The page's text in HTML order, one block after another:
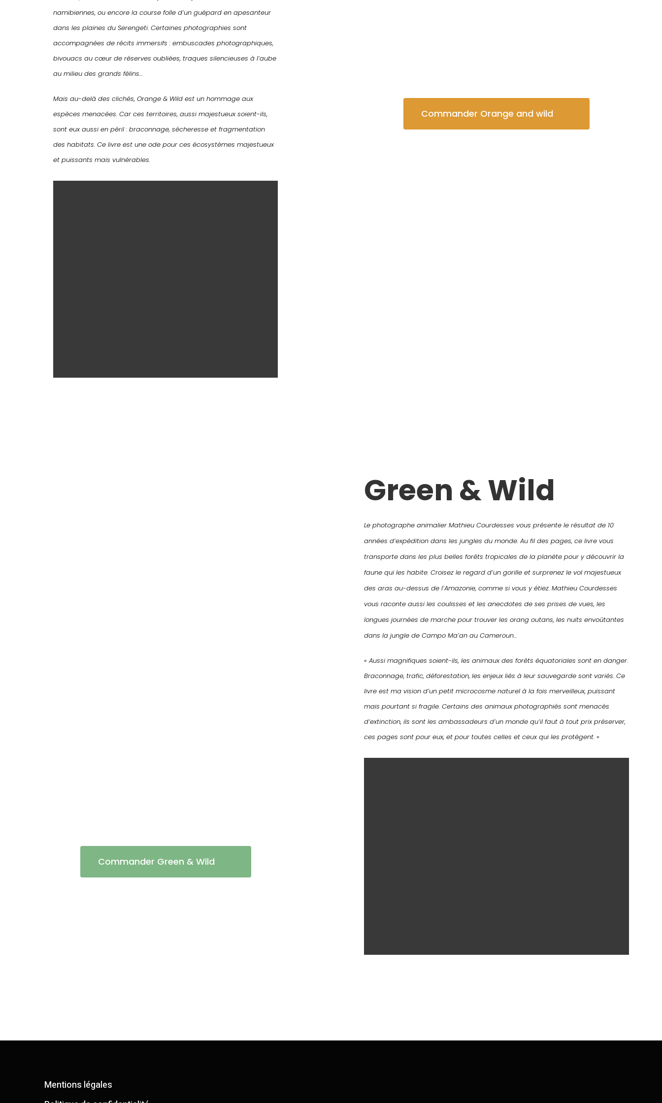
namibiennes, ou encore la course folle d’un guépard en apesanteur
dans les plaines du Serengeti. Certaines photographies sont
accompagnées de récits immersifs : embuscades photographiques,
bivouacs au cœur de réserves oubliées, traques silencieuses à l’aube
au milieu des grands félins…
Mais au-delà des clichés, Orange & Wild est un hommage aux
espèces menacées. Car ces territoires, aussi majestueux soient-ils,
sont eux aussi en péril : braconnage, sécheresse et fragmentation
des habitats. Ce livre est une ode pour ces écosystèmes majestueux
et puissants mais vulnérables.
Commander Orange and wild
Commander Green & Wild
Green & Wild
Le photographe animalier Mathieu Courdesses vous présente le résultat de 10
années d’expédition dans les jungles du monde. Au fil des pages, ce livre vous
transporte dans les plus belles forêts tropicales de la planète pour y découvrir la
faune qui les habite. Croisez le regard d’un gorille et surprenez le vol majestueux
des aras au-dessus de l’Amazonie, comme si vous y étiez. Mathieu Courdesses
vous raconte aussi les coulisses et les anecdotes de ses prises de vues, les
longues journées de marche pour trouver les orang outans, les nuits envoûtantes
dans la jungle de Campo Ma’an au Cameroun…
« Aussi magnifiques soient-ils, les animaux des forêts équatoriales sont en danger.
Braconnage, trafic, déforestation, les enjeux liés à leur sauvegarde sont variés. Ce
livre est ma vision d’un petit microcosme naturel à la fois merveilleux, puissant
mais pourtant si fragile. Certains des animaux photographiés sont menacés
d’extinction, ils sont les ambassadeurs d’un monde qu’il faut à tout prix préserver,
ces pages sont pour eux, et pour toutes celles et ceux qui les protègent. »
Mentions légales